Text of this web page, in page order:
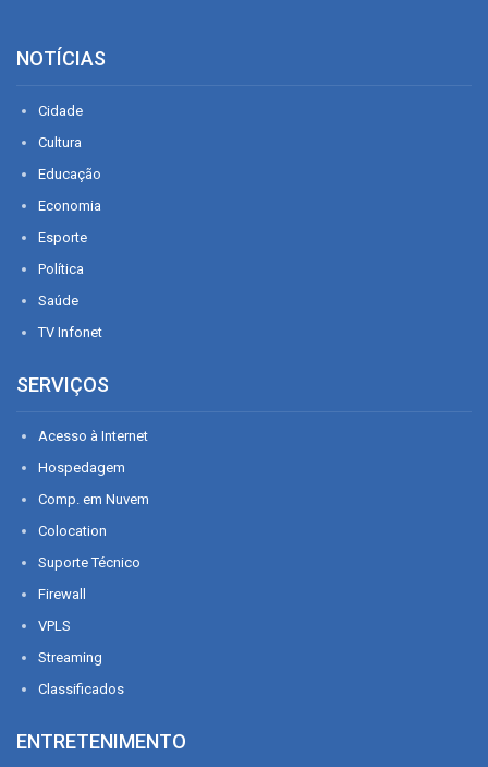
NOTÍCIAS
Cidade
Cultura
Educação
Economia
Esporte
Política
Saúde
TV Infonet
SERVIÇOS
Acesso à Internet
Hospedagem
Comp. em Nuvem
Colocation
Suporte Técnico
Firewall
VPLS
Streaming
Classificados
ENTRETENIMENTO